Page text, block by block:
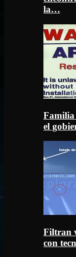
la…
Familia
el
Filtran
con